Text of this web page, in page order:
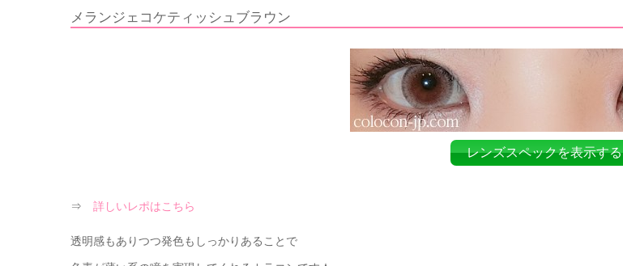
メランジェコケティッシュブラウン
レンズスペックを表示する
⇒ 詳しいレポはこちら
透明感もありつつ発色もしっかりあることで